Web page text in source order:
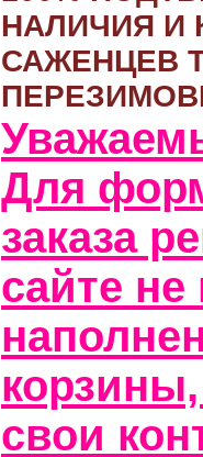
НАЛИЧИЯ И
САЖЕНЦЕВ
Для
заказа
сайте
свои